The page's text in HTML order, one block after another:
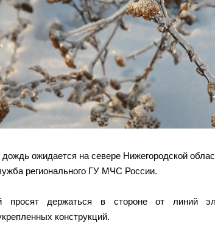
ожидается на севере Нижегородской
регионального ГУ МЧС России.
просят держаться в стороне от линий
конструкций.